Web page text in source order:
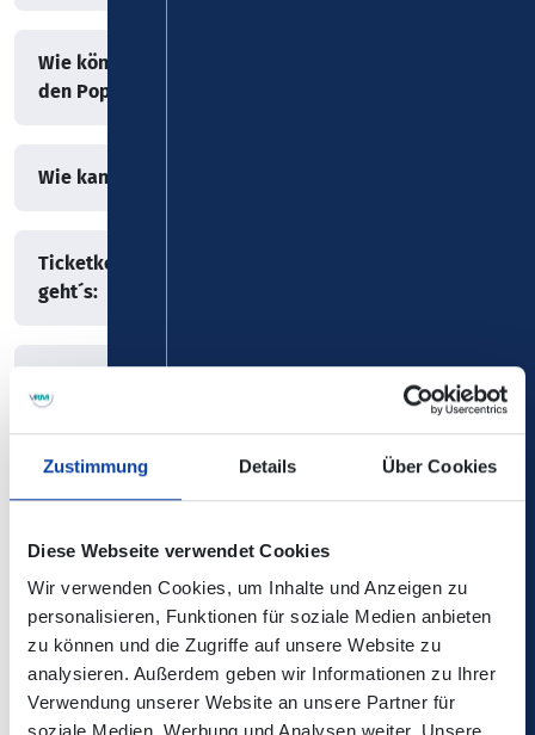
Zustimmung Details Über Cookies
Diese Webseite verwendet Cookies
Wir verwenden Cookies, um Inhalte und Anzeigen zu
personalisieren, Funktionen für soziale Medien anbieten
zu können und die Zugriffe auf unsere Website zu
analysieren. Außerdem geben wir Informationen zu Ihrer
Verwendung unserer Website an unsere Partner für
Wie können die erforderlichen Berechtigungen in
den Pop-up-Fenstern erteilt werden?
Wie kann die Reise gestartet werden?
Ticketkontrolle: Reisen und Ticket vorzeigen. So
geht´s:
verlassen wird?
Wie kann die Reise beendet werden?
Was ist Smart Stop?